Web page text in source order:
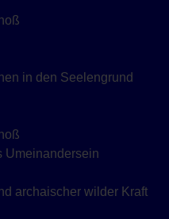
in den Seelengrund
Umeinandersein
archaischer wilder Kraft